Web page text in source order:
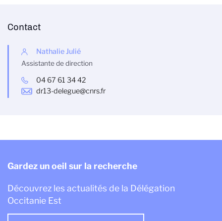
Contact
Nathalie Julié
Assistante de direction
04 67 61 34 42
dr13-delegue@cnrs.fr
Gardez un oeil sur la recherche
Découvrez les actualités de la Délégation
Occitanie Est